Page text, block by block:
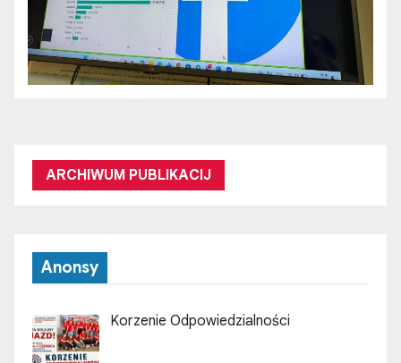
ARCHIWUM PUBLIKACIJ
Anonsy
Korzenie Odpowiedzialności